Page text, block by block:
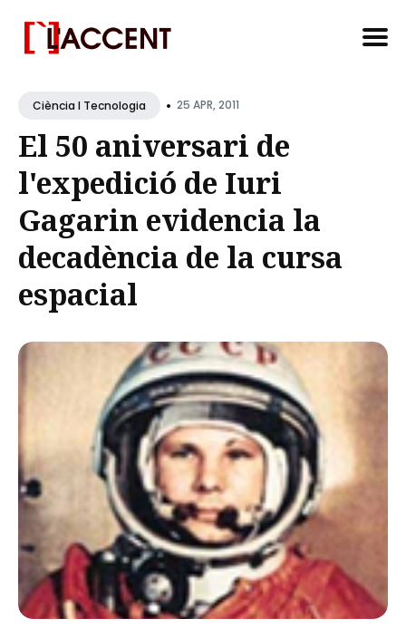
for
Blog
Ciència I Tecnologia • 25 APR, 2011
El 50 aniversari de
l'expedició de Iuri
Gagarin evidencia la
decadència de la cursa
espacial